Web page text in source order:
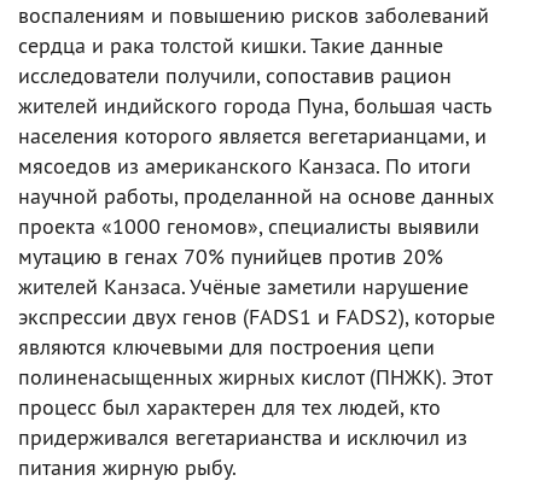
воспалениям и повышению рисков заболеваний
сердца и рака толстой кишки. Такие данные
исследователи получили, сопоставив рацион
жителей индийского города Пуна, большая часть
населения которого является вегетарианцами, и
мясоедов из американского Канзаса. По итоги
научной работы, проделанной на основе данных
проекта «1000 геномов», специалисты выявили
мутацию в генах 70% пунийцев против 20%
жителей Канзаса. Учёные заметили нарушение
экспрессии двух генов (FADS1 и FADS2), которые
являются ключевыми для построения цепи
полиненасыщенных жирных кислот (ПНЖК). Этот
процесс был характерен для тех людей, кто
придерживался вегетарианства и исключил из
питания жирную рыбу.